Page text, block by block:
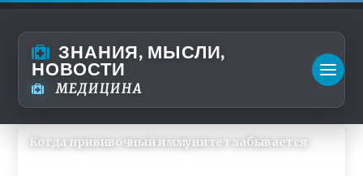
ЗНАНИЯ, МЫСЛИ,
НОВОСТИ
МЕДИЦИНА
Когда прививочный иммунитет забывается